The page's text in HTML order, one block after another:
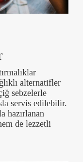
alternatifler
sebzelerle
servis edilebilir.
hazırlanan
de lezzetli